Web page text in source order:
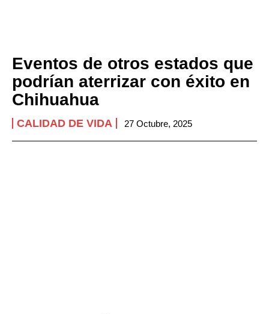
Eventos de otros estados que
podrían aterrizar con éxito en
Chihuahua
CALIDAD DE VIDA 27 Octubre, 2025